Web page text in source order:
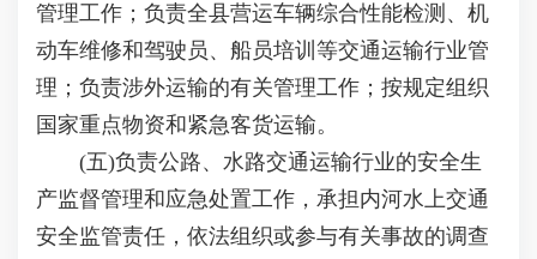
管理工作；负责全县营运车辆综合性能检测、机
动车维修和驾驶员、船员培训等交通运输行业管
理；负责涉外运输的有关管理工作；按规定组织
国家重点物资和紧急客货运输。
(五)负责公路、水路交通运输行业的安全生
产监督管理和应急处置工作，承担内河水上交通
安全监管责任，依法组织或参与有关事故的调查